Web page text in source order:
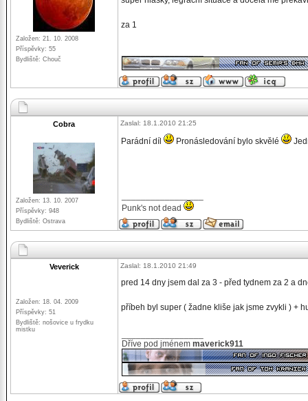
Založen: 21. 10. 2008
Příspěvky: 55
Bydliště: Chouč
za 1
Cobra
Založen: 13. 10. 2007
Příspěvky: 948
Bydliště: Ostrava
Zaslal: 18.1.2010 21:25
Parádní díl Pronásledování bylo skvělé
Punk's not dead
Veverick
Založen: 18. 04. 2009
Příspěvky: 51
Bydliště: nošovice u frydku
mistku
Zaslal: 18.1.2010 21:49
pred 14 dny jsem dal za 3 - před tydnem za 2 a
příbeh byl super ( žadne kliše jak jsme zvykli ) +
Dříve pod jménem maverick911